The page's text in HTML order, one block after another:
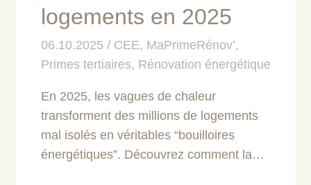
logements en 2025
06.10.2025 CEE, MaPrimeRénov’,
Primes tertiaires, Rénovation énergétique
En 2025, les vagues de chaleur
transforment des millions de logements
mal isolés en véritables “bouilloires
énergétiques”. Découvrez comment la…